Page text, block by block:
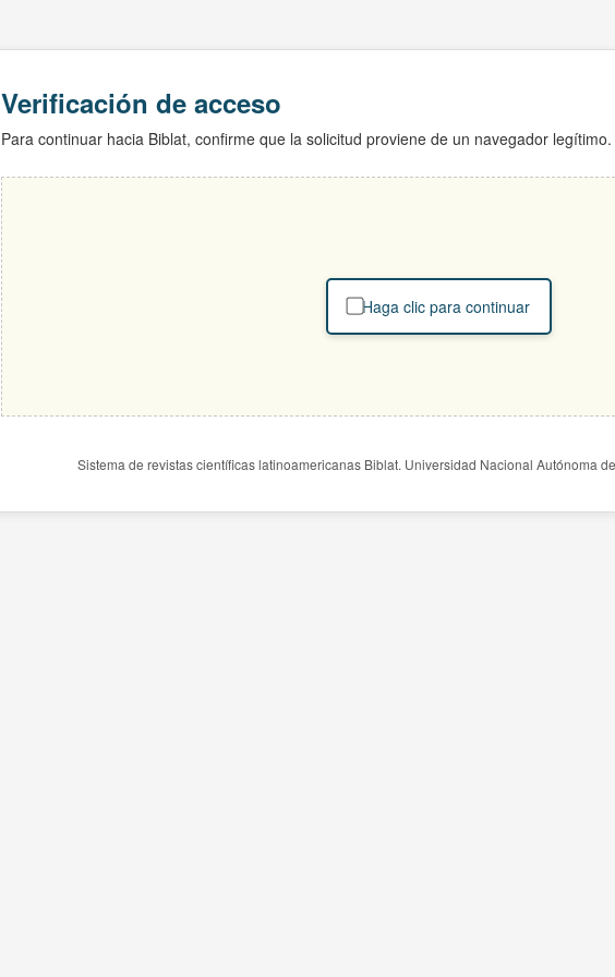
Verificación de acceso
Para continuar hacia Biblat, confirme que la solicitud proviene de un navegador legítimo.
Haga clic para continuar
Sistema de revistas científicas latinoamericanas Biblat. Universidad Nacional Autónoma